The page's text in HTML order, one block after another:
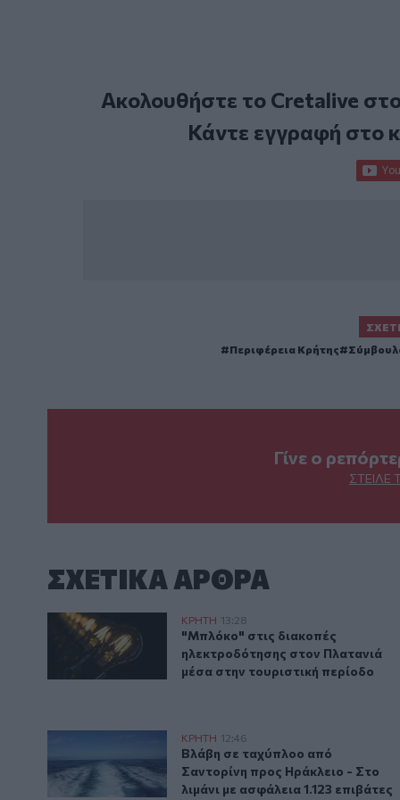
Ακολουθήστε το Cretalive
Κάντε εγγραφή στο
Περιφέρεια Κρήτης
Γίνε ο
ΣΤΕΊΛΕ
ΣΧΕΤΙΚA AΡΘΡΑ
"Μπλόκο" στις διακοπές ηλεκτροδότησης στον
ΚΡΗΤΗ 13:28
"Μπλόκο" στις διακοπές
"Μπλόκο" στις διακοπές
ηλεκτροδότησης στον Πλατανιά
μέσα στην τουριστική περίοδο
Βλάβη σε ταχύπλοο από Σαντορίνη προς Ηράκλειο -
ΚΡΗΤΗ 12:46
Βλάβη σε ταχύπλοο από
Βλάβη σε ταχύπλοο από
Σαντορίνη προς Ηράκλειο - Στο
λιμάνι με ασφάλεια 1.123 επιβάτες